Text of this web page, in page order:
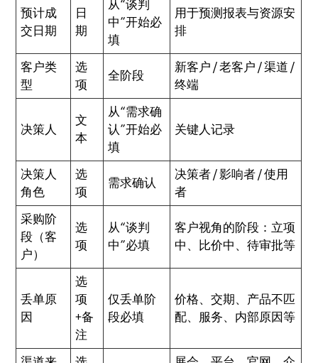
预计成
交日期
日
期
从“谈判
中”开始必
填
用于预测报表与资源安
排
客户类
型
选
项
全阶段
新客户 / 老客户 / 渠道 /
终端
决策人
文
本
从“需求确
认”开始必
填
关键人记录
决策人
角色
选
项
需求确认
决策者 / 影响者 / 使用
者
采购阶
段（客
户）
选
项
从“谈判
中”必填
客户视角的阶段：立项
中、比价中、待审批等
丢单原
因
选
项
+备
注
仅丢单阶
段必填
价格、交期、产品不匹
配、服务、内部原因等